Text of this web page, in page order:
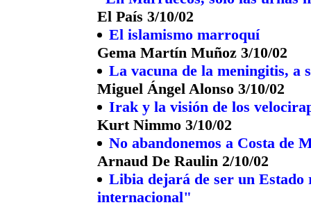
El País 3/10/02
El islamismo marroquí
Gema Martín Muñoz 3/10/02
La vacuna de la meningitis, a
Miguel Ángel Alonso 3/10/02
Irak y la visión de los
Kurt Nimmo 3/10/02
No abandonemos a Costa de
Arnaud De Raulin 2/10/02
Libia dejará de ser un
internacional"